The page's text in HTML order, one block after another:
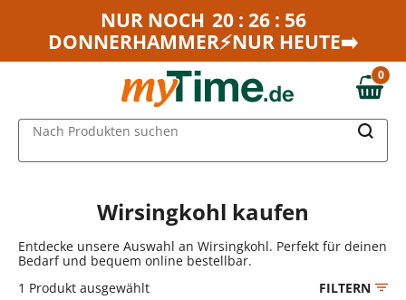
Zum Hauptinhalt springen
Zur Navigation springen
NUR NOCH 20 : 26 : 56
DONNERHAMMER⚡NUR HEUTE➡️
0,00 €
0
Nach Produkten suchen
Wirsingkohl kaufen
Entdecke unsere Auswahl an Wirsingkohl. Perfekt für deinen
Bedarf und bequem online bestellbar.
1 Produkt ausgewählt FILTERN